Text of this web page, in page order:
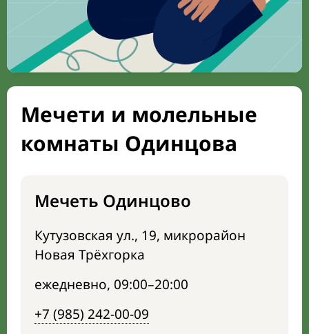
Мечети и молельные
комнаты Одинцова
Мечеть Одинцово
Кутузовская ул., 19, микрорайон
Новая Трёхгорка
ежедневно, 09:00–20:00
+7 (985) 242-00-09